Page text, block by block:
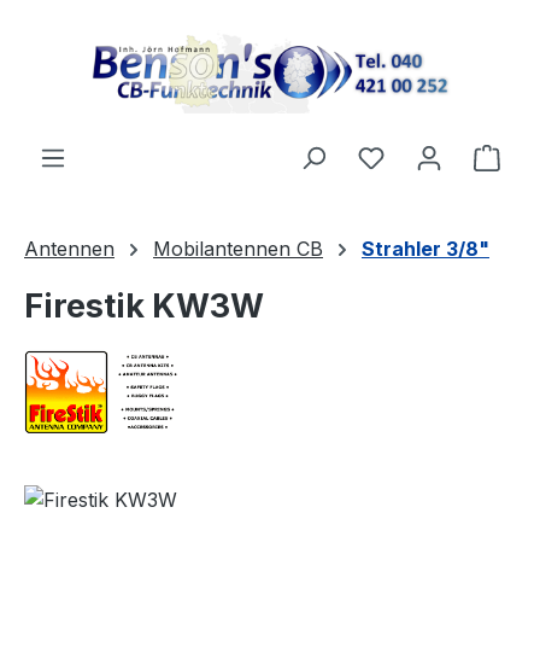
Antennen Mobilantennen CB Strahler 3/8"
Firestik KW3W
Bildergalerie überspringen